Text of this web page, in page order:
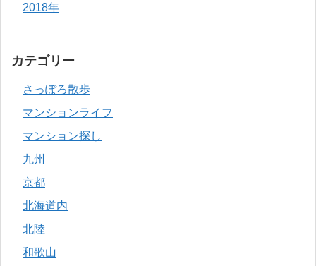
2018年
カテゴリー
さっぽろ散歩
マンションライフ
マンション探し
九州
京都
北海道内
北陸
和歌山